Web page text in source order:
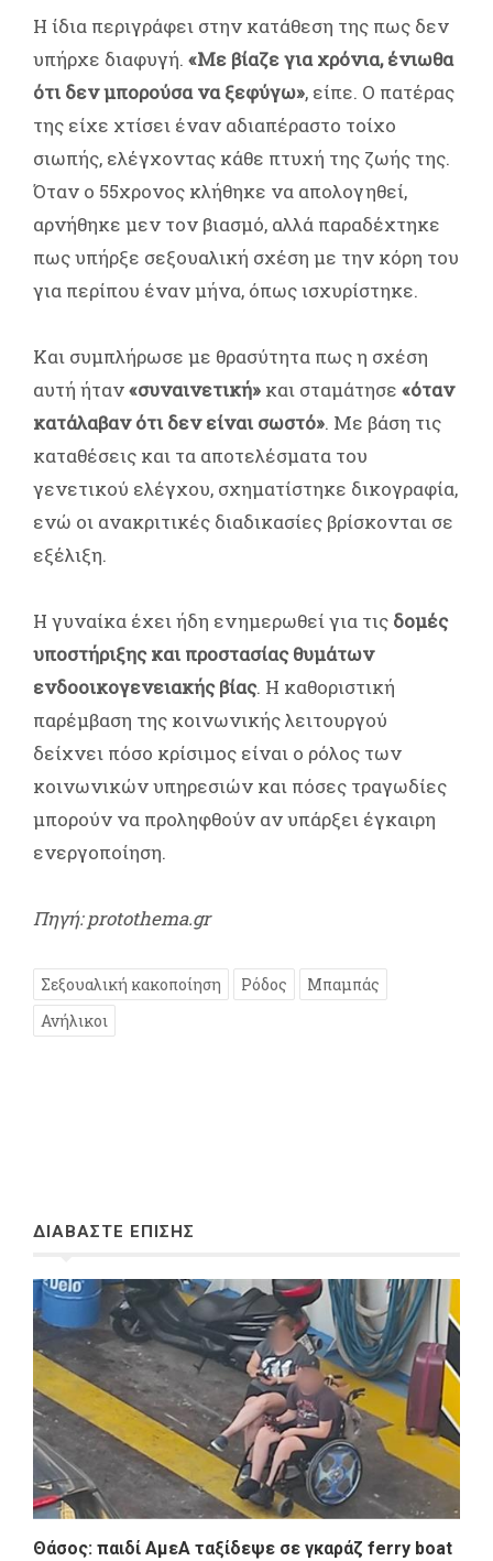
Η ίδια περιγράφει στην κατάθεση της πως δεν
υπήρχε διαφυγή. «Με βίαζε για χρόνια, ένιωθα
ότι δεν μπορούσα να ξεφύγω», είπε. Ο πατέρας
της είχε χτίσει έναν αδιαπέραστο τοίχο
σιωπής, ελέγχοντας κάθε πτυχή της ζωής της.
Όταν ο 55χρονος κλήθηκε να απολογηθεί,
αρνήθηκε μεν τον βιασμό, αλλά παραδέχτηκε
πως υπήρξε σεξουαλική σχέση με την κόρη του
για περίπου έναν μήνα, όπως ισχυρίστηκε.
Και συμπλήρωσε με θρασύτητα πως η σχέση
αυτή ήταν«συναινετική» και σταμάτησε «όταν
κατάλαβαν ότι δεν είναι σωστό». Με βάση τις
καταθέσεις και τα αποτελέσματα του
γενετικού ελέγχου, σχηματίστηκε δικογραφία,
ενώ οι ανακριτικές διαδικασίες βρίσκονται σε
εξέλιξη.
Η γυναίκα έχει ήδη ενημερωθεί για τις δομές
υποστήριξης και προστασίας θυμάτων
ενδοοικογενειακής βίας. Η καθοριστική
παρέμβαση της κοινωνικής λειτουργού
δείχνει πόσο κρίσιμος είναι ο ρόλος των
κοινωνικών υπηρεσιών και πόσες τραγωδίες
μπορούν να προληφθούν αν υπάρξει έγκαιρη
ενεργοποίηση.
Πηγή: protothema.gr
Σεξουαλική κακοποίηση Ρόδος
Μπαμπάς
Ανήλικοι
ΔΙΑΒΑΣΤΕ ΕΠΙΣΗΣ
Θάσος: παιδί ΑμεΑ ταξίδεψε σε γκαράζ ferry boat